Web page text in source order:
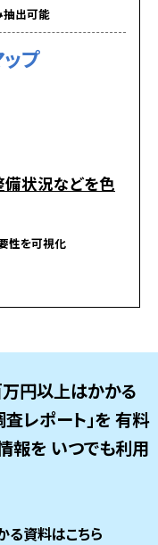
抽出可能
プ
備状況などを色
性を可視化
円以上はかかる
レポート」を 有料
報を いつでも利用
る資料はこちら